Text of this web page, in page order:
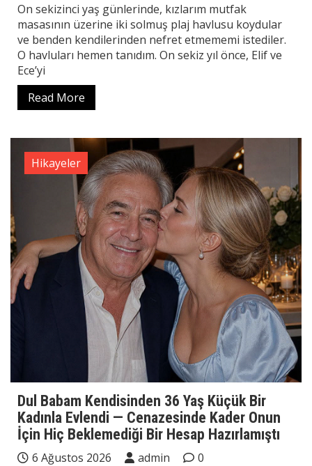
On sekizinci yaş günlerinde, kızlarım mutfak
masasının üzerine iki solmuş plaj havlusu koydular
ve benden kendilerinden nefret etmememi istediler.
O havluları hemen tanıdım. On sekiz yıl önce, Elif ve
Ece’yi
Read More
Hikayeler
Dul Babam Kendisinden 36 Yaş Küçük Bir
Kadınla Evlendi — Cenazesinde Kader Onun
İçin Hiç Beklemediği Bir Hesap Hazırlamıştı
6 Ağustos 2026 admin
0